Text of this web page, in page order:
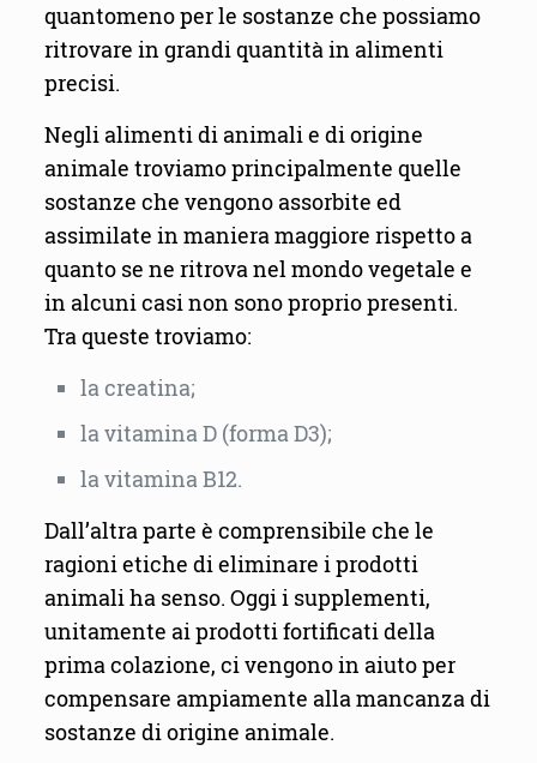
quantomeno per le sostanze che possiamo
ritrovare in grandi quantità in alimenti
precisi.
Negli alimenti di animali e di origine
animale troviamo principalmente quelle
sostanze che vengono assorbite ed
assimilate in maniera maggiore rispetto a
quanto se ne ritrova nel mondo vegetale e
in alcuni casi non sono proprio presenti.
Tra queste troviamo:
la creatina;
la vitamina D (forma D3);
la vitamina B12.
Dall’altra parte è comprensibile che le
ragioni etiche di eliminare i prodotti
animali ha senso. Oggi i supplementi,
unitamente ai prodotti fortificati della
prima colazione, ci vengono in aiuto per
compensare ampiamente alla mancanza di
sostanze di origine animale.